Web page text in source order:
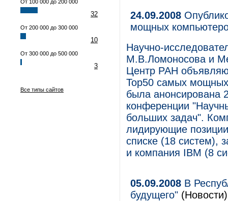
От 100 000 до 200 000
32
От 200 000 до 300 000
10
От 300 000 до 500 000
3
Все типы сайтов
24.09.2008
мощных
Научно-
М.В.Ломоносова и
Центр РАН
Тор50 самых
была анонсирована
конференции
больших задач".
лидирующие
списке (18 систем),
и компания IBM (8
05.09.2008 В
будущего" (Новости)